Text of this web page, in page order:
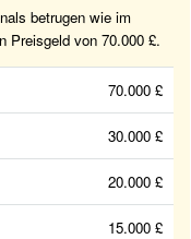
betrugen wie im
Preisgeld von 70.000 £.
70.000 £
30.000 £
20.000 £
15.000 £